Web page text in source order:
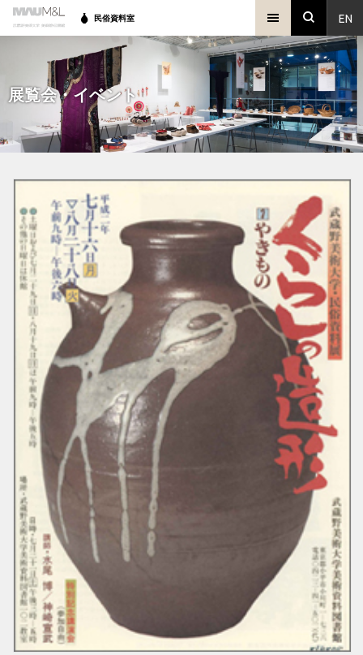
EN
民俗資料室
展覧会・イベント